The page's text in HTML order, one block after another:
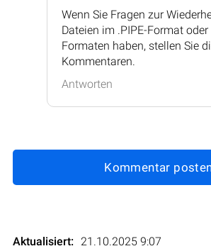
Wenn Sie Fragen zur
Dateien im .PIPE-Format oder
Formaten haben, stellen Sie
Kommentaren.
Antworten
Kommentar
Aktualisiert: 21.10.2025 9:07